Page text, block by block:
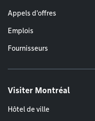
Appels d'offres
Emplois
Fournisseurs
Visiter Montréal
Hôtel de ville